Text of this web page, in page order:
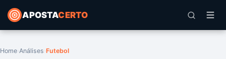
APOSTACERTO
Home Análises Futebol